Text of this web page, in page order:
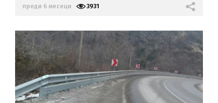
преди 6 месеци 3931